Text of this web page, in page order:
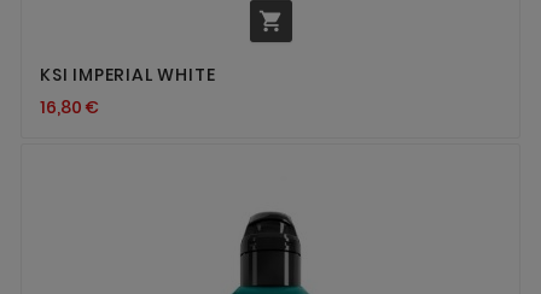

KSI IMPERIAL WHITE
16,80 €